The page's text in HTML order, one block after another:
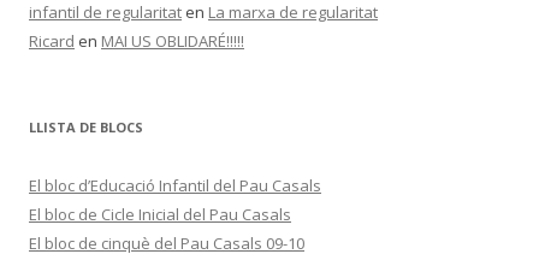
infantil de regularitat en La marxa de regularitat
Ricard en MAI US OBLIDARÉ!!!!!
LLISTA DE BLOCS
El bloc d’Educació Infantil del Pau Casals
El bloc de Cicle Inicial del Pau Casals
El bloc de cinquè del Pau Casals 09-10